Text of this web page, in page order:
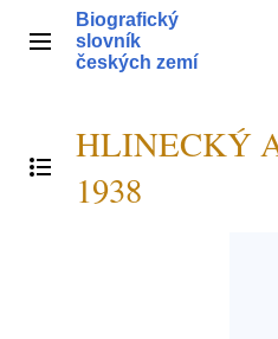
obsahHlavní menu
Biografický
slovník
českých zemí
Přepnout obsah
HLINECKÝ
1938